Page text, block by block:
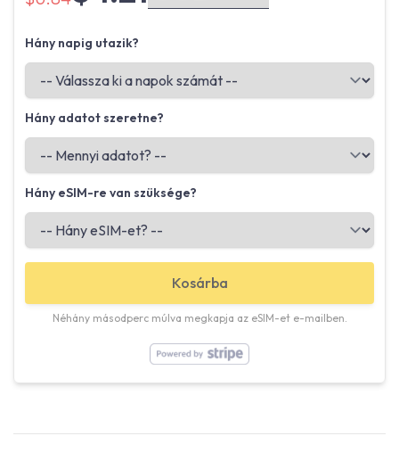
Hány napig utazik?
Hány adatot szeretne?
Hány eSIM-re van szüksége?
Kosárba
Néhány másodperc múlva megkapja az eSIM-et e-mailben.